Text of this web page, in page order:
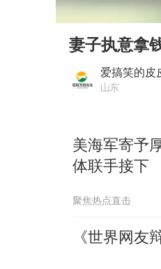
00:00
妻子执意拿
爱搞笑的皮
山东
美海军寄予
体联手接下
聚焦热点直击
《世界网友